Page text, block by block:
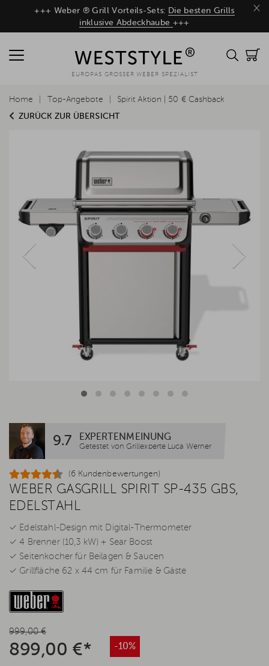
×
+++ Weber ® Grill Vorteils-Sets: Die besten Grills
inklusive Abdeckhaube +++
EUROPAS GROSSER WEBER SPEZIALIST
ZURÜCK ZUR ÜBERSICHT
Home Top-Angebote Spirit Aktion | 50 € Cashback
9.7 EXPERTENMEINUNG
Getestet von Grillexperte Luca Werner
(6 Kundenbewertungen)
WEBER GASGRILL SPIRIT SP-435 GBS,
EDELSTAHL
✓ Edelstahl-Design mit Digital-Thermometer
✓ 4 Brenner (10,3 kW) + Sear Boost
✓ Seitenkocher für Beilagen & Saucen
✓ Grillfläche 62 x 44 cm für Familie & Gäste
999,00 €
899,00 €* -10%